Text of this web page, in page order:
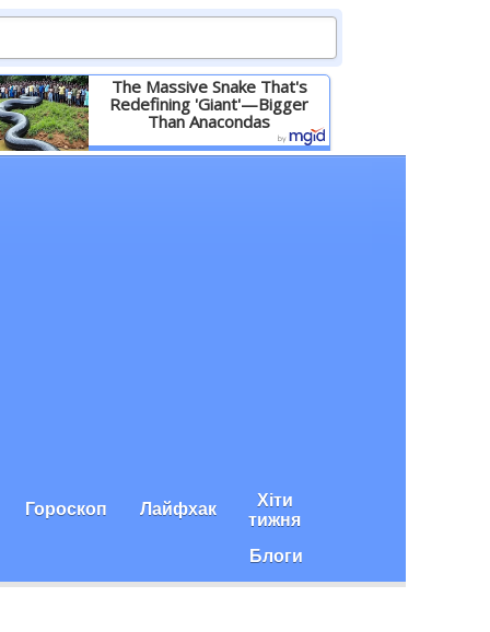
The Massive Snake That's
Redefining 'Giant'—Bigger
Than Anacondas
Детальніше
Гороскоп Лайфхак Хіти
тижня
Блоги